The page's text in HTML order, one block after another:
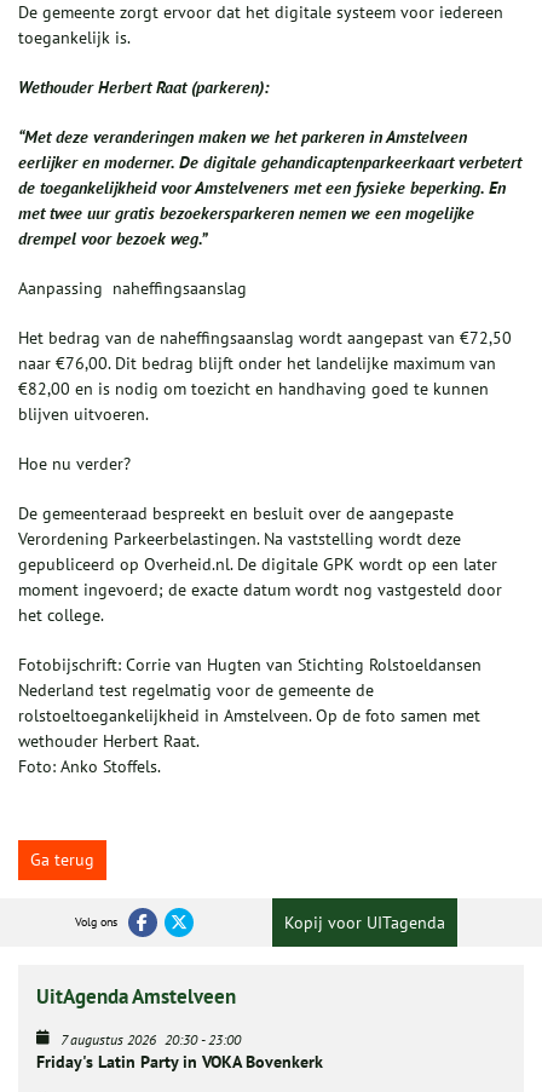
De gemeente zorgt ervoor dat het digitale systeem voor iedereen
toegankelijk is.
Wethouder Herbert Raat (parkeren):
“Met deze veranderingen maken we het parkeren in Amstelveen
eerlijker en moderner. De digitale gehandicaptenparkeerkaart verbetert
de toegankelijkheid voor Amstelveners met een fysieke beperking. En
met twee uur gratis bezoekersparkeren nemen we een mogelijke
drempel voor bezoek weg.”
Aanpassing naheffingsaanslag
Het bedrag van de naheffingsaanslag wordt aangepast van €72,50
naar €76,00. Dit bedrag blijft onder het landelijke maximum van
€82,00 en is nodig om toezicht en handhaving goed te kunnen
blijven uitvoeren.
Hoe nu verder?
De gemeenteraad bespreekt en besluit over de aangepaste
Verordening Parkeerbelastingen. Na vaststelling wordt deze
gepubliceerd op Overheid.nl. De digitale GPK wordt op een later
moment ingevoerd; de exacte datum wordt nog vastgesteld door
het college.
Fotobijschrift: Corrie van Hugten van Stichting Rolstoeldansen
Nederland test regelmatig voor de gemeente de
rolstoeltoegankelijkheid in Amstelveen. Op de foto samen met
wethouder Herbert Raat.
Foto: Anko Stoffels.
Ga terug
Volg ons Kopij voor UITagenda
UitAgenda Amstelveen
7 augustus 2026 20:30-23:00
Friday's Latin Party in VOKA Bovenkerk